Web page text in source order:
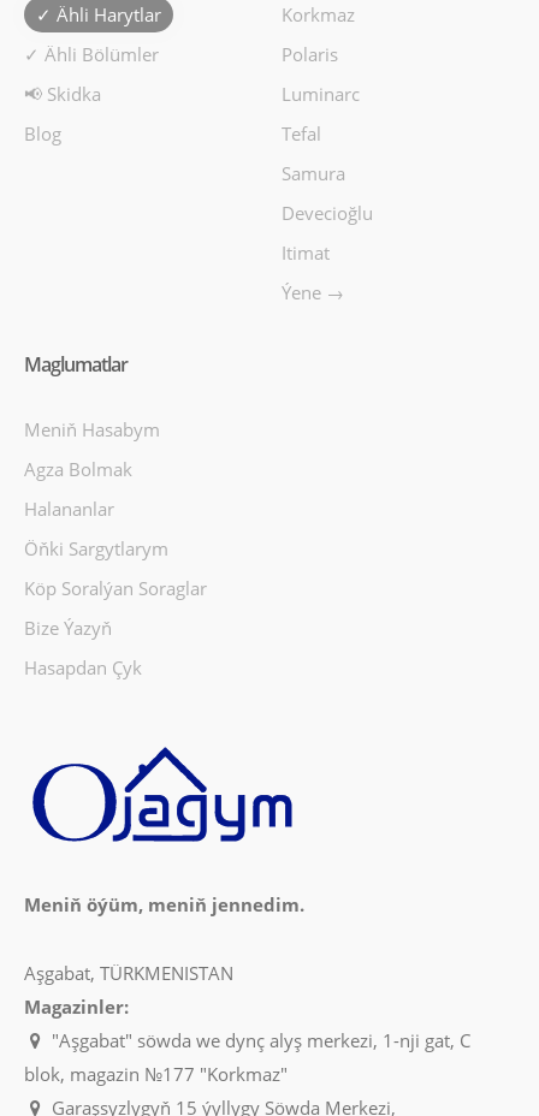
✓ Ähli Harytlar
✓ Ähli Bölümler
📢 Skidka
Blog
Korkmaz
Polaris
Luminarc
Tefal
Samura
Devecioğlu
Itimat
Ýene →
Maglumatlar
Meniň Hasabym
Agza Bolmak
Halananlar
Öňki Sargytlarym
Köp Soralýan Soraglar
Bize Ýazyň
Hasapdan Çyk
Meniň öýüm, meniň jennedim.
Aşgabat, TÜRKMENISTAN
Magazinler:
"Aşgabat" söwda we dynç alyş merkezi, 1-nji gat, C
blok, magazin №177 "Korkmaz"
Garaşsyzlygyň 15 ýyllygy Söwda Merkezi,